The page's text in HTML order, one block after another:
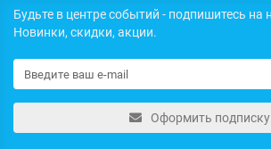
Будьте в центре событий - подпишитесь на
Новинки, скидки, акции.
Оформить подписку